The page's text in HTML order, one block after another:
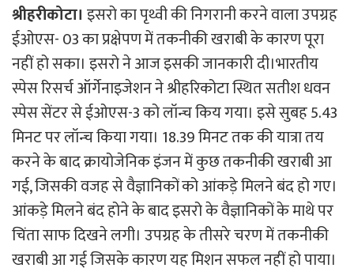
श्रीहरीकोटा। इसरो का पृथ्वी की निगरानी करने वाला उपग्रह
ईओएस- 03 का प्रक्षेपण में तकनीकी खराबी के कारण पूरा
नहीं हो सका। इसरो ने आज इसकी जानकारी दी।भारतीय
स्पेस रिसर्च ऑर्गेनाइजेशन ने श्रीहरिकोटा स्थित सतीश धवन
स्पेस सेंटर से ईओएस-3 को लॉन्च किय गया। इसे सुबह 5.43
मिनट पर लॉन्च किया गया। 18.39 मिनट तक की यात्रा तय
करने के बाद क्रायोजेनिक इंजन में कुछ तकनीकी खराबी आ
गई, जिसकी वजह से वैज्ञानिकों को आंकड़े मिलने बंद हो गए।
आंकड़े मिलने बंद होने के बाद इसरो के वैज्ञानिकों के माथे पर
चिंता साफ दिखने लगी। उपग्रह के तीसरे चरण में तकनीकी
खराबी आ गई जिसके कारण यह मिशन सफल नहीं हो पाया।